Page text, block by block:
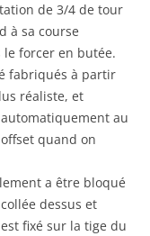
de 3/4 de tour
à sa course
forcer en butée.
fabriqués à partir
réaliste, et
au
quand on
a être bloqué
dessus et
fixé sur la tige du